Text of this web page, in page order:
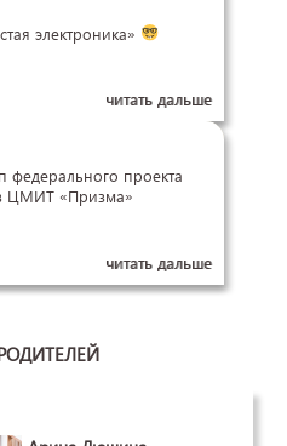
электроника»
читать дальше
федерального проекта
ЦМИТ «Призма»
читать дальше